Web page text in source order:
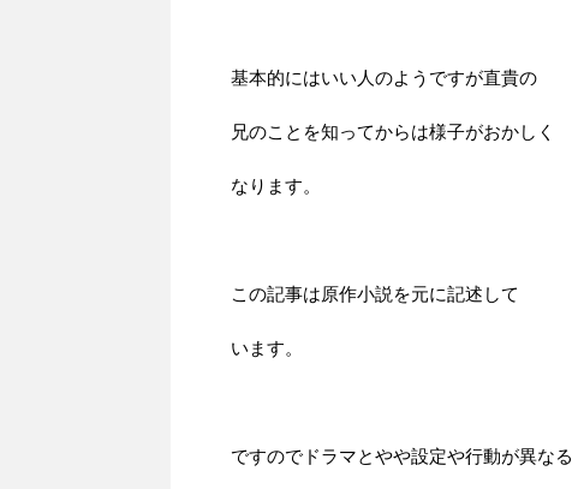
基本的にはいい人のようですが直貴の
兄のことを知ってからは様子がおかしく
なります。
この記事は原作小説を元に記述して
います。
ですのでドラマとやや設定や行動が異なる